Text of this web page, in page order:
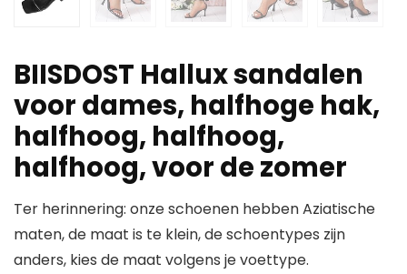
BIISDOST Hallux sandalen
voor dames, halfhoge hak,
halfhoog, halfhoog,
halfhoog, voor de zomer
Ter herinnering: onze schoenen hebben Aziatische
maten, de maat is te klein, de schoentypes zijn
anders, kies de maat volgens je voettype.